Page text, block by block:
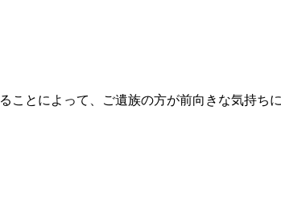
とによって、ご遺族の方が前向きな気持ち